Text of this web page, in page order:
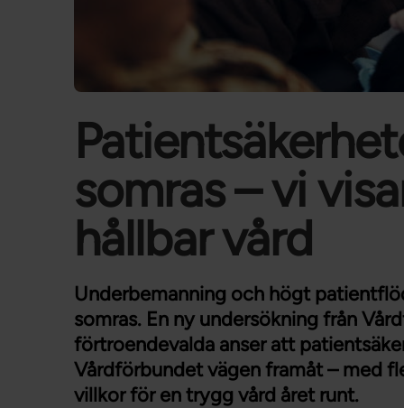
somras – vi
hållbar vård
Underbemanning och högt
somras. En ny undersökning från
förtroendevalda anser att
Vårdförbundet vägen framåt – med
villkor för en trygg vård året runt.